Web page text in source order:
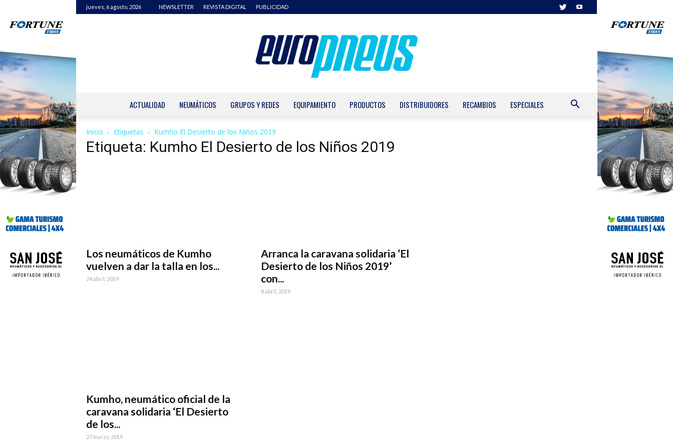
jueves, 6 agosto, 2026 NEWSLETTER REVISTA DIGITAL PUBLICIDAD
ACTUALIDAD NEUMÁTICOS GRUPOS Y REDES EQUIPAMIENTO PRODUCTOS DISTRIBUIDORES RECAMBIOS ESPECIALES
Inicio Etiquetas Kumho El Desierto de los Niños 2019
Etiqueta: Kumho El Desierto de los Niños 2019
Los neumáticos de Kumho
vuelven a dar la talla en los...
24 abril, 2019
Arranca la caravana solidaria ‘El
Desierto de los Niños 2019’
con...
8 abril, 2019
Kumho, neumático oficial de la
caravana solidaria ‘El Desierto
de los...
27 marzo, 2019